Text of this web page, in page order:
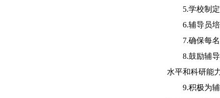
5.学校制
6.辅导员
7.确保每
8.鼓励辅
水平和科研能
9.积极为